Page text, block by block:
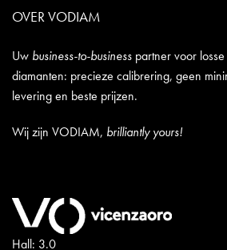
OVER VODIAM
Uw business-to-business partner voor
diamanten: precieze calibrering, geen
levering en beste prijzen.
Wij zijn VODIAM, brilliantly yours!
Hall: 3.0